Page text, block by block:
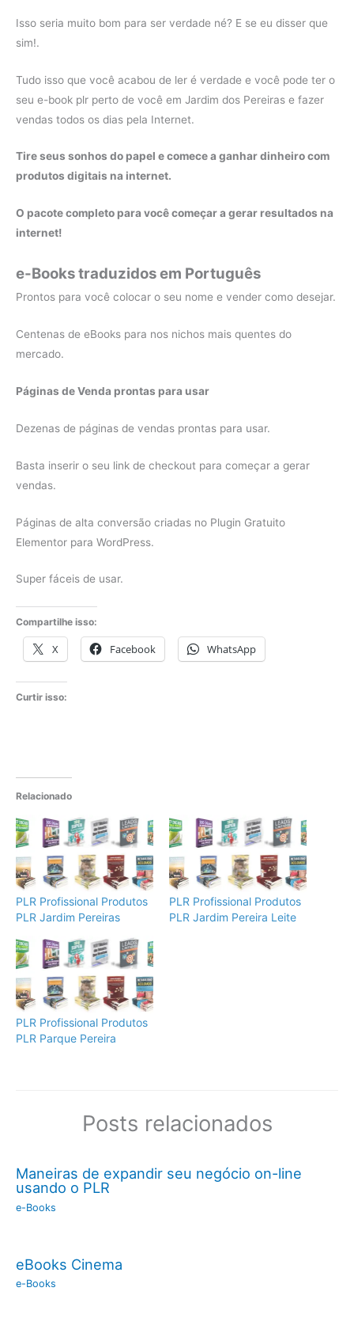
Isso seria muito bom para ser verdade né? E se eu disser que
sim!.
Tudo isso que você acabou de ler é verdade e você pode ter o
seu e-book plr perto de você em Jardim dos Pereiras e fazer
vendas todos os dias pela Internet.
Tire seus sonhos do papel e comece a ganhar dinheiro com
produtos digitais na internet.
O pacote completo para você começar a gerar resultados na
internet!
e-Books traduzidos em Português
Prontos para você colocar o seu nome e vender como desejar.
Centenas de eBooks para nos nichos mais quentes do
mercado.
Páginas de Venda prontas para usar
Dezenas de páginas de vendas prontas para usar.
Basta inserir o seu link de checkout para começar a gerar
vendas.
Páginas de alta conversão criadas no Plugin Gratuito
Elementor para WordPress.
Super fáceis de usar.
Compartilhe isso:
X Facebook WhatsApp
Curtir isso:
Relacionado
PLR Profissional Produtos
PLR Jardim Pereiras
PLR Profissional Produtos
PLR Jardim Pereira Leite
PLR Profissional Produtos
PLR Parque Pereira
Posts relacionados
Maneiras de expandir seu negócio on-line
usando o PLR
e-Books
eBooks Cinema
e-Books